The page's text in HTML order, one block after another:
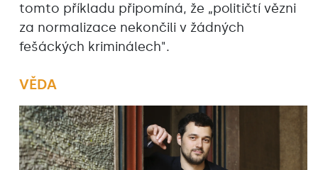
tomto příkladu připomíná, že „političtí vězni
za normalizace nekončili v žádných
fešáckých kriminálech".
VĚDA